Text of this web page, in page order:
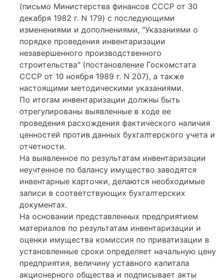
(письмо Министерства финансов СССР от 30
декабря 1982 г. N 179) с последующими
изменениями и дополнениями, "Указаниями о
порядке проведения инвентаризации
незавершенного производственного
строительства" (постановление Госкомстата
СССР от 10 ноября 1989 г. N 207), а также
настоящими методическими указаниями.
По итогам инвентаризации должны быть
отрегулированы выявленные в ходе ее
проведения расхождения фактического наличия
ценностей против данных бухгалтерского учета и
отчетности.
На выявленное по результатам инвентаризации
неучтенное по балансу имущество заводятся
инвентарные карточки, делаются необходимые
записи в соответствующих бухгалтерских
документах.
На основании представленных предприятием
материалов по результатам инвентаризации и
оценки имущества комиссия по приватизации в
установленные сроки определяет начальную цену
предприятия, величину уставного капитала
акционерного общества и подписывает акты